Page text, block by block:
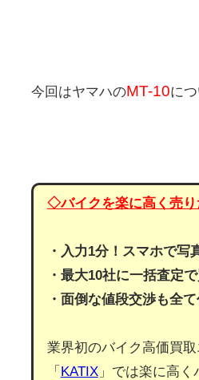
今回はヤマハのMT-10に
◇バイクを楽に高く売り
・入力1分！スマホで写
・最大10社に一括査定
・面倒な値段交渉も全て
業界初のバイク高価買取
「 KATIX」では楽に高く